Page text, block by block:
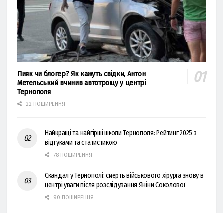
Пияк чи блогер? Як кажуть свідки, Антон
Метельський вчинив автотрощу у центрі
Тернополя
22 ПОШИРЕННЯ
Найкращі та найгірші школи Тернополя: Рейтинг 2025 з
відгуками та статистикою
78 ПОШИРЕННЯ
Скандал у Тернополі: смерть військового хірурга знову в
центрі уваги після розслідування Яніни Соколової
90 ПОШИРЕННЯ